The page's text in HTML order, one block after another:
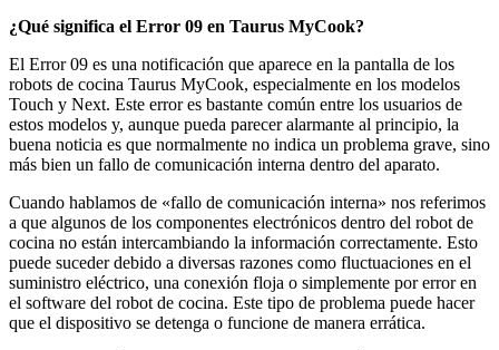
¿Qué significa el Error 09 en Taurus MyCook?
El Error 09 es una notificación que aparece en la pantalla de los
robots de cocina Taurus MyCook, especialmente en los modelos
Touch y Next. Este error es bastante común entre los usuarios de
estos modelos y, aunque pueda parecer alarmante al principio, la
buena noticia es que normalmente no indica un problema grave, sino
más bien un fallo de comunicación interna dentro del aparato.
Cuando hablamos de «fallo de comunicación interna» nos referimos
a que algunos de los componentes electrónicos dentro del robot de
cocina no están intercambiando la información correctamente. Esto
puede suceder debido a diversas razones como fluctuaciones en el
suministro eléctrico, una conexión floja o simplemente por error en
el software del robot de cocina. Este tipo de problema puede hacer
que el dispositivo se detenga o funcione de manera errática.